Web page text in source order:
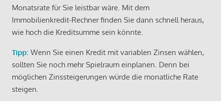
Monatsrate für Sie leistbar wäre. Mit dem
Immobilienkredit-Rechner finden Sie dann schnell heraus,
wie hoch die Kreditsumme sein könnte.
Tipp: Wenn Sie einen Kredit mit variablen Zinsen wählen,
sollten Sie noch mehr Spielraum einplanen. Denn bei
möglichen Zinssteigerungen würde die monatliche Rate
steigen.